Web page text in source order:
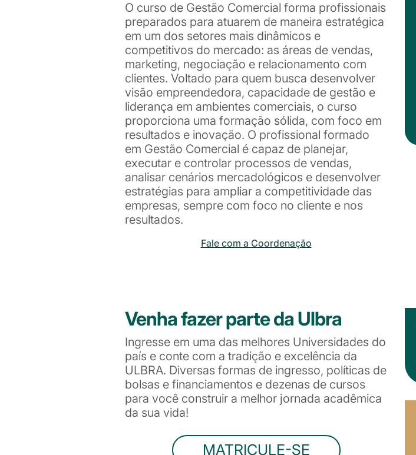
O curso de Gestão Comercial forma profissionais
preparados para atuarem de maneira estratégica
em um dos setores mais dinâmicos e
competitivos do mercado: as áreas de vendas,
marketing, negociação e relacionamento com
clientes. Voltado para quem busca desenvolver
visão empreendedora, capacidade de gestão e
liderança em ambientes comerciais, o curso
proporciona uma formação sólida, com foco em
resultados e inovação. O profissional formado
em Gestão Comercial é capaz de planejar,
executar e controlar processos de vendas,
analisar cenários mercadológicos e desenvolver
estratégias para ampliar a competitividade das
empresas, sempre com foco no cliente e nos
resultados.
Fale com a Coordenação
Venha fazer parte da Ulbra
Ingresse em uma das melhores Universidades do
país e conte com a tradição e excelência da
ULBRA. Diversas formas de ingresso, políticas de
bolsas e financiamentos e dezenas de cursos
para você construir a melhor jornada acadêmica
da sua vida!
MATRICULE-SE